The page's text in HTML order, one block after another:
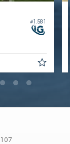
#1.581